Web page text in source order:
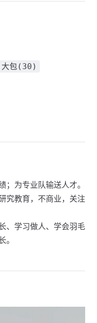
大包(30)
；为专业队输送人才。
究教育，不商业，关注
、学习做人、学会羽毛
。